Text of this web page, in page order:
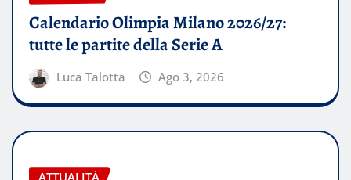
Calendario Olimpia Milano 2026/27:
tutte le partite della Serie A
Luca Talotta Ago 3, 2026